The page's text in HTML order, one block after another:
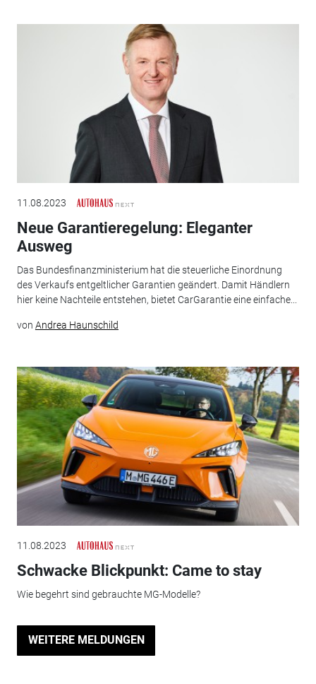
11.08.2023
Neue Garantieregelung: Eleganter
Ausweg
Das Bundesfinanzministerium hat die steuerliche Einordnung
des ­Verkaufs entgeltlicher Garantien geändert. Damit Händlern
hier keine Nachteile entstehen, bietet CarGarantie eine einfache...
von Andrea Haunschild
11.08.2023
Schwacke Blickpunkt: Came to stay
Wie begehrt sind gebrauchte MG-Modelle?
WEITERE MELDUNGEN